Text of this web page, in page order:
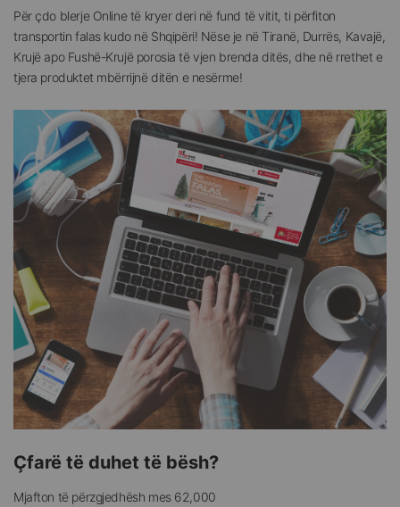
Për çdo blerje Online të kryer deri në fund të vitit, ti përfiton
transportin falas kudo në Shqipëri! Nëse je në Tiranë, Durrës, Kavajë,
Krujë apo Fushë-Krujë porosia të vjen brenda ditës, dhe në rrethet e
tjera produktet mbërrijnë ditën e nesërme!
Çfarë të duhet të bësh?
Mjafton të përzgjedhësh mes 62,000